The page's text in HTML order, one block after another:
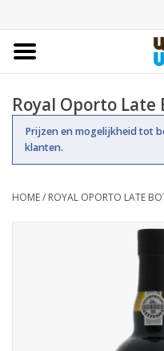
Bestellingen
Assortiment
Royal Oporto
Prijzen en mogelijkheid tot
klanten.
HOME/ ROYAL OPORTO LATE